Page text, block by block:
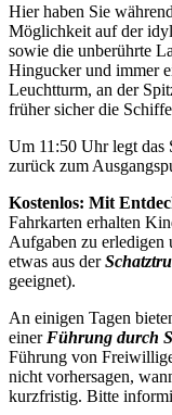
Hier haben Sie
Möglichkeit auf der
sowie die unberührte
Hingucker und immer
Leuchtturm, an der
früher sicher die
Um 11:50 Uhr legt das
zurück zum
Kostenlos: Mit
Fahrkarten erhalten
Aufgaben zu erledigen
etwas aus der
geeignet).
An einigen Tagen
einer Führung durch
Führung von
nicht vorhersagen,
kurzfristig. Bitte